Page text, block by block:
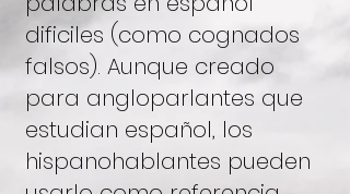
dificiles (como cognados
falsos). Aunque creado
para angloparlantes que
estudian español, los
hispanohablantes pueden